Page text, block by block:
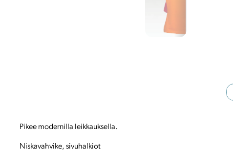
Pikee modernilla leikkauksella.
Niskavahvike, sivuhalkiot